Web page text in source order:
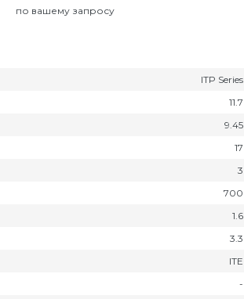
по вашему запросу
ITP Series
11.7
9.45
17
3
700
1.6
3.3
ITE
-